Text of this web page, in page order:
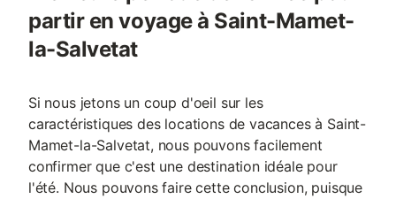
partir en voyage à Saint-Mamet-
la-Salvetat
Si nous jetons un coup d'oeil sur les
caractéristiques des locations de vacances à Saint-
Mamet-la-Salvetat, nous pouvons facilement
confirmer que c'est une destination idéale pour
l'été. Nous pouvons faire cette conclusion, puisque